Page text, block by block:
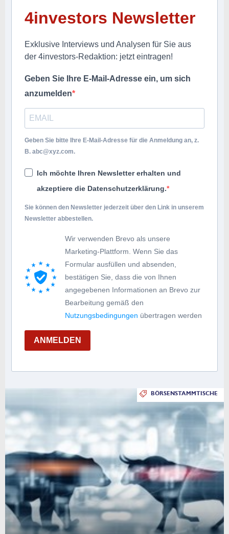
4investors Newsletter
Exklusive Interviews und Analysen für Sie aus
der 4investors-Redaktion: jetzt eintragen!
Geben Sie Ihre E-Mail-Adresse ein, um sich
anzumelden
Geben Sie bitte Ihre E-Mail-Adresse für die Anmeldung an, z.
B. abc@xyz.com.
Ich möchte Ihren Newsletter erhalten und
akzeptiere die Datenschutzerklärung.
Sie können den Newsletter jederzeit über den Link in unserem
Newsletter abbestellen.
Wir verwenden Brevo als unsere
Marketing-Plattform. Wenn Sie das
Formular ausfüllen und absenden,
bestätigen Sie, dass die von Ihnen
angegebenen Informationen an Brevo zur
Bearbeitung gemäß den
Nutzungsbedingungen übertragen werden
ANMELDEN
BÖRSENSTAMMTISCHE